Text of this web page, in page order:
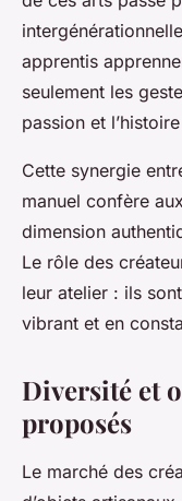
apprentis
seulement les
passion et
Cette synergie
manuel confère
dimension
Le rôle des
leur atelier : ils
vibrant et en
Diversité et
proposés
Le marché des